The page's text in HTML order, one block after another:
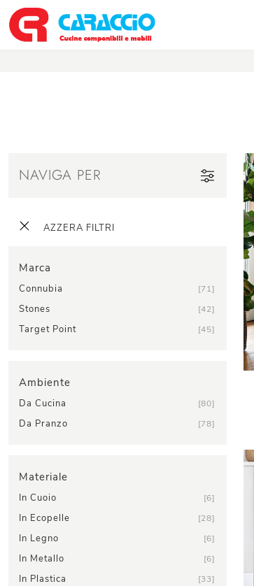
NAVIGA PER
AZZERA FILTRI
Marca
Connubia 71
Stones 42
Target Point 45
Ambiente
Da Cucina 80
Da Pranzo 78
Materiale
In Cuoio 6
In Ecopelle 28
In Legno 6
In Metallo 6
In Plastica 33